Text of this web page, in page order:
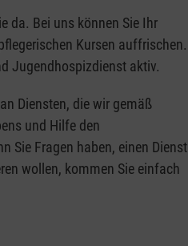
da. Bei uns können Sie Ihr
Kursen auffrischen.
Jugendhospizdienst aktiv.
Diensten, die wir gemäß
und Hilfe den
Sie Fragen haben, einen Dienst
wollen, kommen Sie einfach